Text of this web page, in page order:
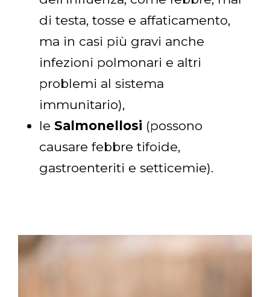
di testa, tosse e affaticamento,
ma in casi più gravi anche
infezioni polmonari e altri
problemi al sistema
immunitario),
le Salmonellosi (possono
causare febbre tifoide,
gastroenteriti e setticemie).